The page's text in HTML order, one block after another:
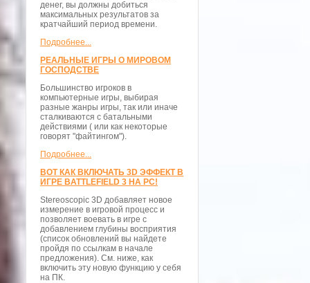
денег, вы должны добиться
максимальных результатов за
кратчайший период времени.
Подробнее...
РЕАЛЬНЫЕ ИГРЫ О МИРОВОМ
ГОСПОДСТВЕ
Большинство игроков в
компьютерные игры, выбирая
разные жанры игры, так или иначе
сталкиваются с батальными
действиями ( или как некоторые
говорят "файтингом").
Подробнее...
ВОТ КАК ВКЛЮЧАТЬ 3D ЭФФЕКТ В
ИГРЕ BATTLEFIELD 3 НА PC!
Stereoscopic 3D добавляет новое
измерение в игровой процесс и
позволяет воевать в игре с
добавлением глубины восприятия
(список обновлений вы найдете
пройдя по ссылкам в начале
предложения). См. ниже, как
включить эту новую функцию у себя
на ПК.